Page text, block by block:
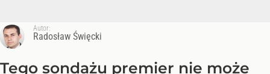
Autor:
Radosław Święcki
Tego sondażu premier nie może